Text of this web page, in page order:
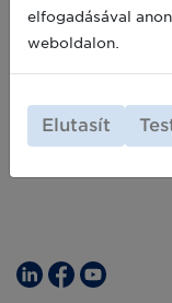
Archív hírek >>
elfogadásával
weboldalon.
Elutasít